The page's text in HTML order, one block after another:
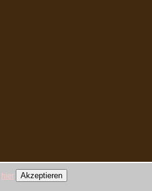
hier Akzeptieren